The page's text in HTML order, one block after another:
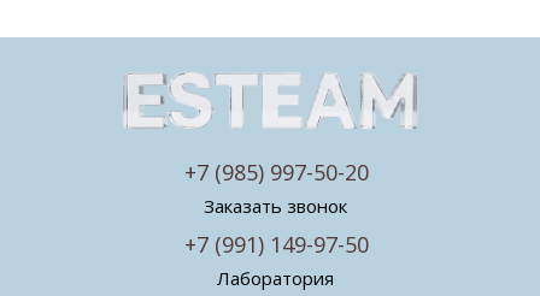
Заказать звонок
Лаборатория
+7 (991) 149-97-50
+7 (985) 997-50-20